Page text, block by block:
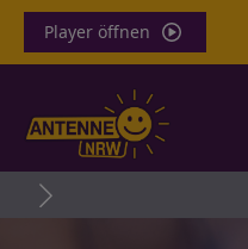
Player öffnen